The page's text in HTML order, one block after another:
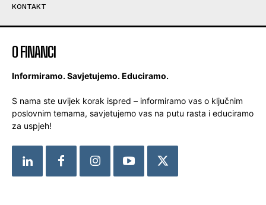
KONTAKT
O FINANCI
Informiramo. Savjetujemo. Educiramo.
S nama ste uvijek korak ispred – informiramo vas o ključnim
poslovnim temama, savjetujemo vas na putu rasta i educiramo
za uspjeh!